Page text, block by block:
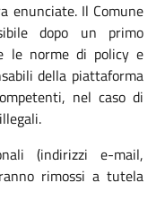
enunciate. Il Comune
dopo un primo
le norme di policy e
della piattaforma
nel caso di
(indirizzi e-mail,
rimossi a tutela